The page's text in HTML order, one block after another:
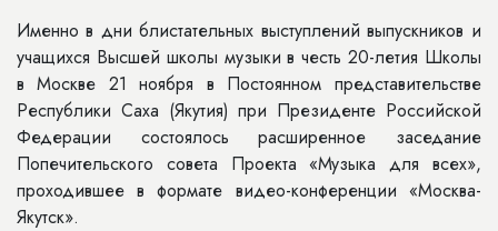
Именно в дни блистательных выступлений выпускников и
учащихся Высшей школы музыки в честь 20-летия Школы
в Москве 21 ноября в Постоянном представительстве
Республики Саха (Якутия) при Президенте Российской
Федерации состоялось расширенное заседание
Попечительского совета Проекта «Музыка для всех»,
проходившее в формате видео-конференции «Москва-
Якутск».